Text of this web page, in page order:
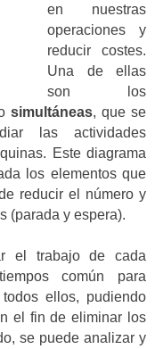
en nuestras
operaciones y
reducir costes.
Una de ellas
son los
simultáneas, que se
las actividades
Este diagrama
los elementos que
reducir el número y
(parada y espera).
el trabajo de cada
común para
ellos, pudiendo
el fin de eliminar los
se puede analizar y